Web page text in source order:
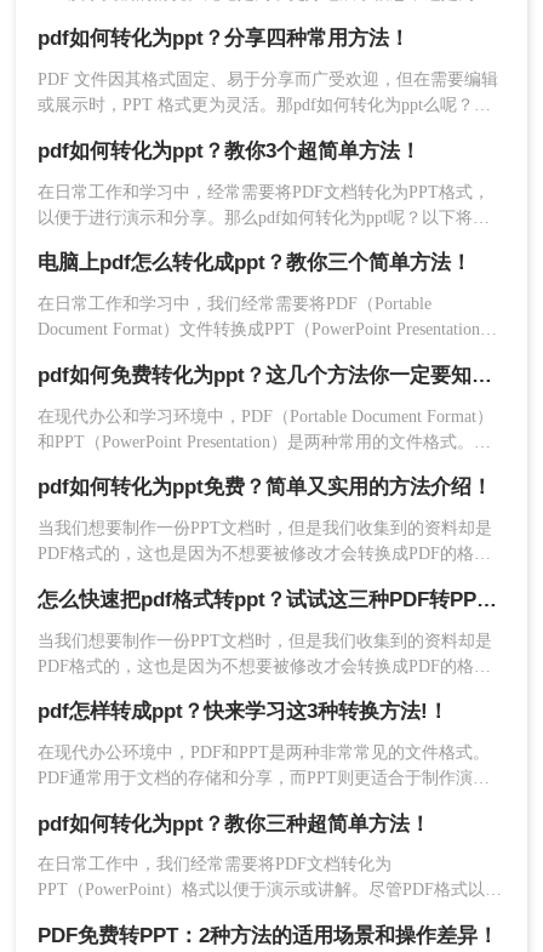
缺点：仅适用于单个文件转换。对于某些复杂
的PDF文件，可能需要手动调整格式。
操作步骤：
1、打开PowerPoint应用程序。
2、通过“文件”菜单选择“打开”，然后浏览并选
择要转换的PDF文件。
3、在弹出窗口中选择合适的导入选项。
4、Powerpoint将自动开始转换过程，完成后可
以根据需要进一步编辑幻灯片。
5、最后保存PPT文件。
方法三：使用专业的PDF转PPT软件
专门设计的PDF转PPT软件可能是最佳选择。这类
软件通常提供了更多的高级设置选项，比如批量转
换、页面范围选择等。
怎么将pdf转化为ppt呢？本文将介绍三种常用的方法来实现PDF
到PPT的转换。
pdf如何转化为ppt？分享四种常用方法！
PDF 文件因其格式固定、易于分享而广受欢迎，但在需要编辑
或展示时，PPT 格式更为灵活。那pdf如何转化为ppt么呢？本
转换。
pdf如何转化为ppt？教你3个超简单方法！
在日常工作和学习中，经常需要将PDF文档转化为PPT格式，
以便于进行演示和分享。那么pdf如何转化为ppt呢？以下将详
任务。
电脑上pdf怎么转化成ppt？教你三个简单方法！
在日常工作和学习中，我们经常需要将PDF（Portable
Document Format）文件转换成PPT（PowerPoint Presentation）
ppt呢？以下是在电脑上实现PDF转PPT的几种常用方法，供您
参考。
pdf如何免费转化为ppt？这几个方法你一定要知道！
在现代办公和学习环境中，PDF（Portable Document Format）
和PPT（PowerPoint Presentation）是两种常用的文件格式。
享和阅读；而PPT则因其强大的演示功能，成为制作演示文稿
的首选。然而，在某些情况下，我们可能需要将PDF文件转换
为PPT格式以便进行编辑和演示。那么pdf如何免费转化为ppt
pdf如何转化为ppt免费？简单又实用的方法介绍！
当我们想要制作一份PPT文档时，但是我们收集到的资料却是
PDF格式的，这也是因为不想要被修改才会转换成PDF的格
化为ppt就是最好的方法了，那么pdf如何转化为ppt免费呢？下
面就让小编来给大家详细的讲讲吧。
怎么快速把pdf格式转ppt？试试这三种PDF转PPT的方法，简单几步，高效转换！
当我们想要制作一份PPT文档时，但是我们收集到的资料却是
PDF格式的，这也是因为不想要被修改才会转换成PDF的格
式转ppt格式就是最好的方法了，那么要怎么将pdf格式转ppt格
式文件呢？下面就让小编来给大家详细的讲讲吧。
pdf怎样转成ppt？快来学习这3种转换方法!！
在现代办公环境中，PDF和PPT是两种非常常见的文件格式。
PDF通常用于文档的存储和分享，而PPT则更适合于制作演示
编辑或展示。那么pdf怎样转成ppt呢？本文将详细介绍几种常
用的方法来完成这一任务。
pdf如何转化为ppt？教你三种超简单方法！
在日常工作中，我们经常需要将PDF文档转化为
PPT（PowerPoint）格式以便于演示或讲解。尽管PDF格式以其
时，PPT格式往往更为方便。那么PDF如何转化为PPT呢？本文
PDF免费转PPT：2种方法的适用场景和操作差异！